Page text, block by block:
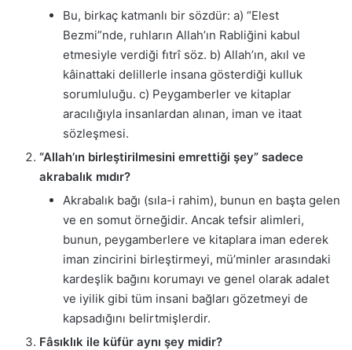
Bu, birkaç katmanlı bir sözdür: a) “Elest
Bezmi”nde, ruhların Allah’ın Rabliğini kabul
etmesiyle verdiği fıtrî söz. b) Allah’ın, akıl ve
kâinattaki delillerle insana gösterdiği kulluk
sorumluluğu. c) Peygamberler ve kitaplar
aracılığıyla insanlardan alınan, iman ve itaat
sözleşmesi.
“Allah’ın birleştirilmesini emrettiği şey” sadece
akrabalık mıdır?
Akrabalık bağı (sıla-i rahim), bunun en başta gelen
ve en somut örneğidir. Ancak tefsir alimleri,
bunun, peygamberlere ve kitaplara iman ederek
iman zincirini birleştirmeyi, mü’minler arasındaki
kardeşlik bağını korumayı ve genel olarak adalet
ve iyilik gibi tüm insani bağları gözetmeyi de
kapsadığını belirtmişlerdir.
Fâsıklık ile küfür aynı şey midir?